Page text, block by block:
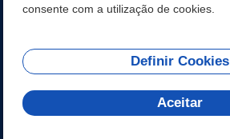
📱🩺 SAUDE CONECTADA
REDES SOCIAIS
consente com a utilização de cookies.
Definir Cookies
Aceitar